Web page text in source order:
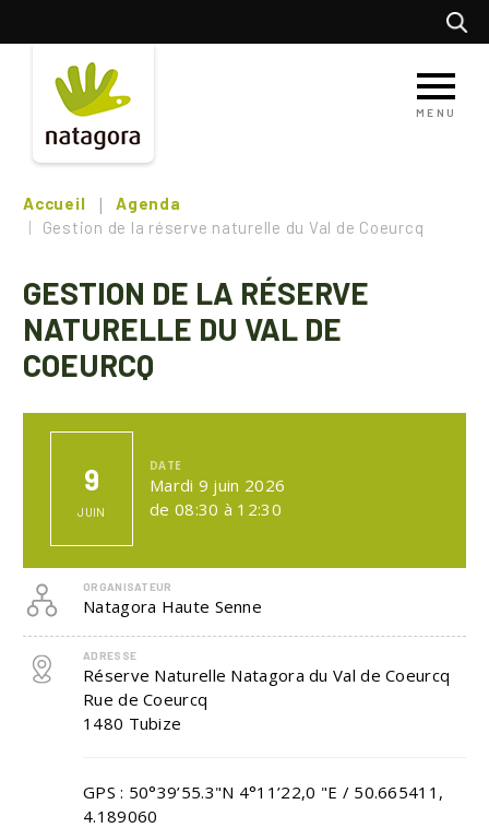
principal
MENU
Accueil
Agenda
Gestion de la réserve naturelle du Val de Coeurcq
GESTION DE LA RÉSERVE
NATURELLE DU VAL DE
COEURCQ
9
JUIN
DATE
Mardi 9 juin 2026
de 08:30 à 12:30
ORGANISATEUR
Natagora Haute Senne
ADRESSE
Réserve Naturelle Natagora du Val de Coeurcq
Rue de Coeurcq
1480 Tubize
GPS : 50°39’55.3"N 4°11’22,0 "E / 50.665411,
4.189060